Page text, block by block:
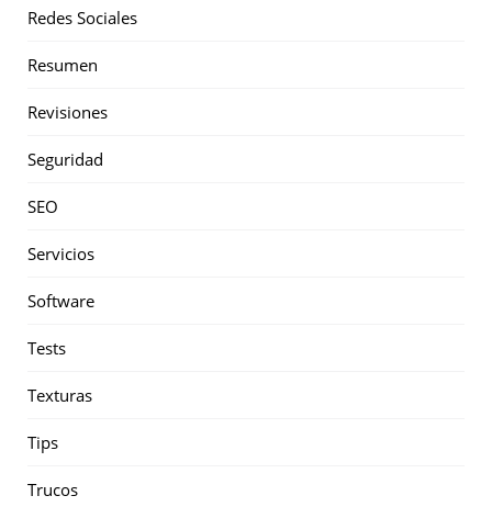
Redes Sociales
Resumen
Revisiones
Seguridad
SEO
Servicios
Software
Tests
Texturas
Tips
Trucos